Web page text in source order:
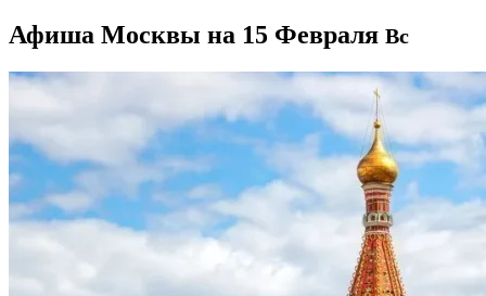
Афиша Москвы на 15 Февраля Вс